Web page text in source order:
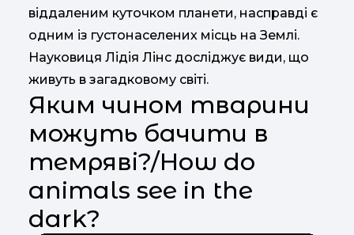
віддаленим куточком планети, насправді є
одним із густонаселених місць на Землі.
Науковиця Лідія Лінс досліджує види, що
живуть в загадковому світі.
Яким чином тварини
можуть бачити в
темряві?/How do
animals see in the
dark?